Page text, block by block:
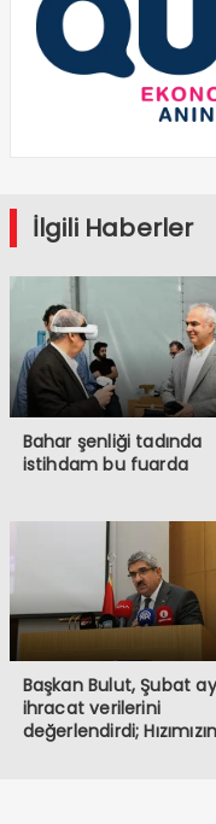
İlgili Haberler
Bahar şenliği tadında
istihdam bu fuarda
Başkan Bulut, Şubat
ihracat verilerini
değerlendirdi; Hızımızın